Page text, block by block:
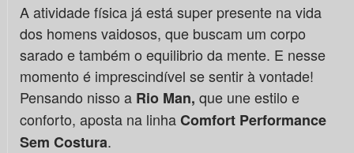
A atividade física já está super presente na vida
dos homens vaidosos, que buscam um corpo
sarado e também o equilibrio da mente. E nesse
momento é imprescindível se sentir à vontade!
Pensando nisso a Rio Man, que une estilo e
conforto, aposta na linhaComfort Performance
Sem Costura.